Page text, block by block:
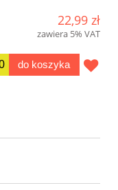
22,99 zł
zawiera 5% VAT
do koszyka